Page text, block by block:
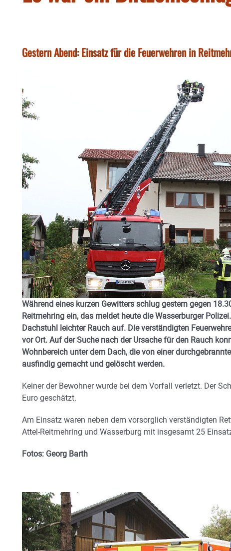
Gestern Abend: Einsatz für die Feuerwehren in
Während eines kurzen Gewitters schlug gestern gegen
Reitmehring ein, das meldet heute die Wasserburger
Dachstuhl leichter Rauch auf. Die verständigten
vor Ort. Auf der Suche nach der Ursache für den Rauch
Wohnbereich unter dem Dach, die von einer
ausfindig gemacht und gelöscht werden.
Keiner der Bewohner wurde bei dem Vorfall verletzt. Der
Euro geschätzt.
Am Einsatz waren neben dem vorsorglich verständigten
Attel-Reitmehring und Wasserburg mit insgesamt 25
Fotos: Georg Barth